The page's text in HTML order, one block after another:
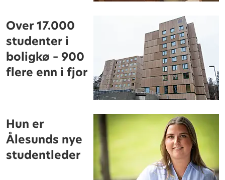
Over 17.000
studenter i
boligkø – 900
flere enn i fjor
Hun er
Ålesunds nye
studentleder